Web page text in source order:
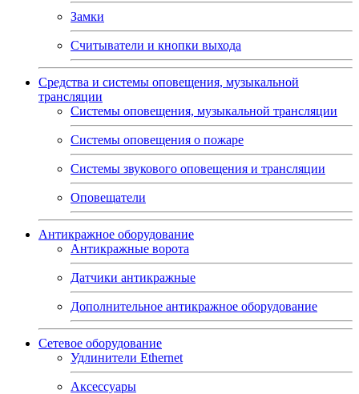
Замки
Считыватели и кнопки выхода
Средства и системы оповещения, музыкальной
трансляции
Системы оповещения, музыкальной трансляции
Системы оповещения о пожаре
Системы звукового оповещения и трансляции
Оповещатели
Антикражное оборудование
Антикражные ворота
Датчики антикражные
Дополнительное антикражное оборудование
Сетевое оборудование
Удлинители Ethernet
Аксессуары